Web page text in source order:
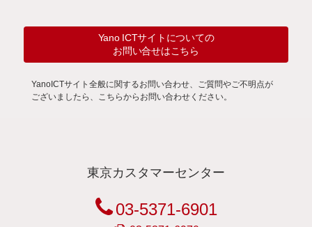
Yano ICTサイトについての
お問い合せはこちら
YanoICTサイト全般に関するお問い合わせ、ご質問やご不明点が
ございましたら、こちらからお問い合わせください。
東京カスタマーセンター
03-5371-6901